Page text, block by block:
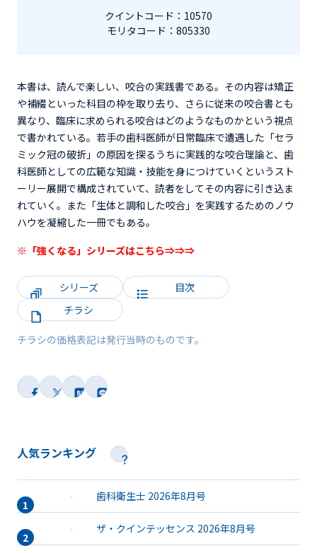
クイントコード：10570
モリタコード：805330
本書は、読んで楽しい、咬合の実践書である。その内容は矯正
や補綴といった科目の枠を取り去り、さらに従来の咬合書とも
異なり、臨床に求められる咬合はどのようなものかという視点
で書かれている。若手の歯科医師が日常臨床で遭遇した「セラ
ミック冠の破折」の原因を探るうちに実践的な咬合理論と、歯
科医師としての広範な知識・技能を身につけていくというスト
ーリー展開で構成されていて、読者をしてその内容に引き込ま
れていく。また「生体と調和した咬合」を実践するためのノウ
ハウを凝縮した一冊でもある。
※「強くなる」シリーズはこちら⇒⇒⇒
シリーズ
目次
チラシ
チラシの価格表記は発行当時のものです。
人気ランキング
歯科衛生士 2026年8月号
ザ・クインテッセンス 2026年8月号